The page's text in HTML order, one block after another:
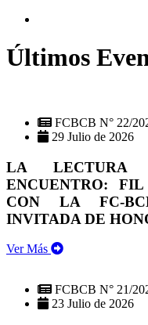
Últimos
FCBCB N° 22/
29 Julio de 2026
LA LECTURA
ENCUENTRO:
CON LA FC-
INVITADA DE
Ver Más
FCBCB N° 21/
23 Julio de 2026